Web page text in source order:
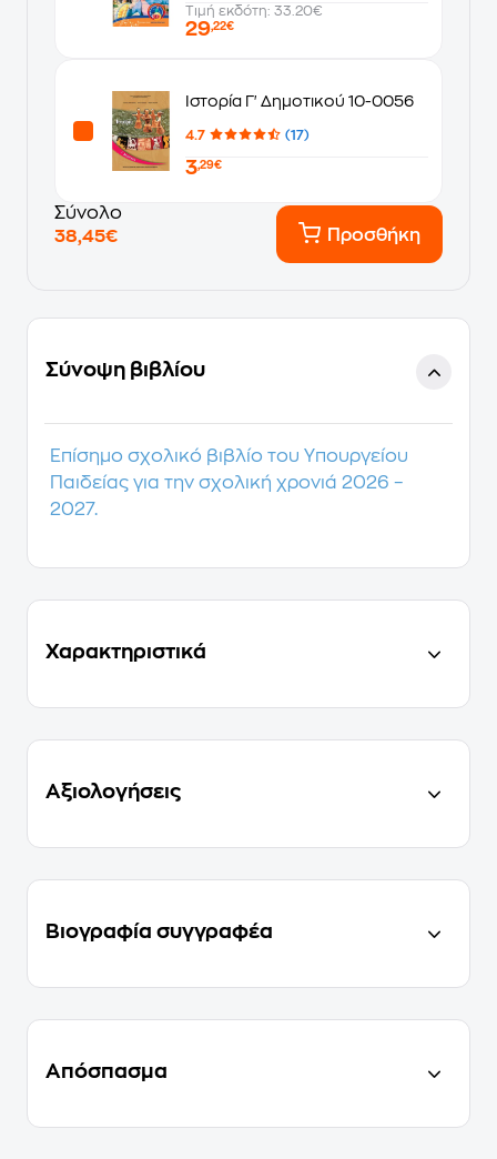
Τιμή εκδότη: 33.20€
29,22€
Ιστορία Γ' Δημοτικού 10-0056
4.7 (17)
3,29€
Σύνολο
38,45€
Προσθήκη
Σύνοψη βιβλίου
Επίσημο σχολικό βιβλίο του Υπουργείου
Παιδείας για την σχολική χρονιά 2026 –
2027.
Χαρακτηριστικά
Αξιολογήσεις
Βιογραφία συγγραφέα
Απόσπασμα